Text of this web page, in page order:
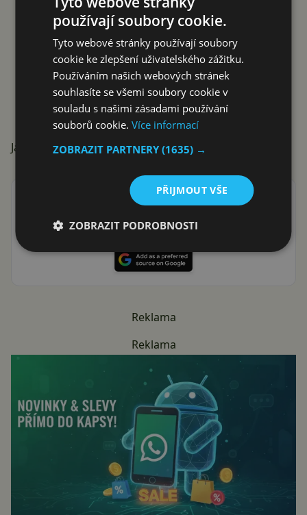
Jaká budoucnost čeká Huawei?
Přidat Svět Androida mezi preferované stránky na
ať vám neunikne žádná Android novinka nebo sleva
Reklama
Reklama
používají soubory cookie.
Tyto webové stránky používají soubory
cookie ke zlepšení uživatelského zážitku.
Používáním našich webových stránek
souhlasíte se všemi soubory cookie v
souladu s našimi zásadami používání
souborů cookie.Více informací
ZOBRAZIT PARTNERY(1635) →
PŘIJMOUT VŠE
ZOBRAZIT PODROBNOSTI